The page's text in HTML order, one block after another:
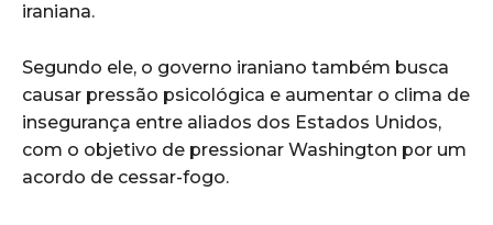
iraniana.
Segundo ele, o governo iraniano também busca
causar pressão psicológica e aumentar o clima de
insegurança entre aliados dos Estados Unidos,
com o objetivo de pressionar Washington por um
acordo de cessar-fogo.